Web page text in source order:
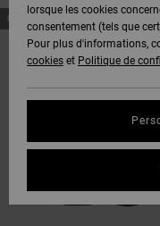
PASSER
AUX
CRITÈRES
FILTRAGE
ALLER
TRIER
NOUVEAUTÉ
lorsque les cookies
consentement (tels que
Pour plus d'informations,
cookies et Politique de